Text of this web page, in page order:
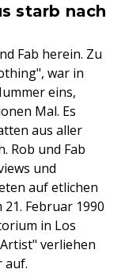
starb nach
Fab herein. Zu
war in
eins,
Mal. Es
aus aller
Rob und Fab
und
auf etlichen
Februar 1990
in Los
verliehen
auf.